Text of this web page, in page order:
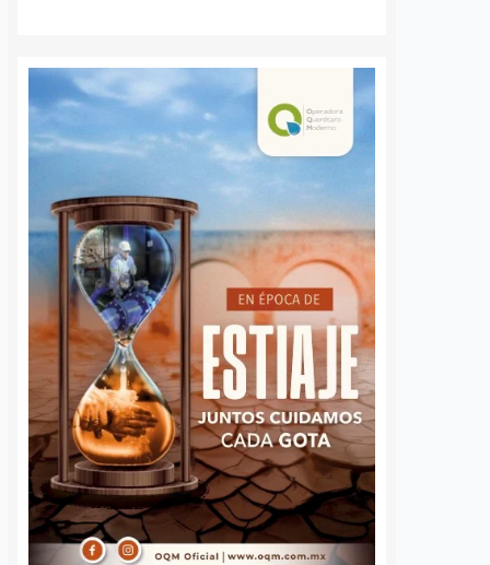
Agustín
regularización
en la capital
5 agosto, 2026
Querétaro, Agustín
visitó la
Altos del Salitre, en
de la capital, para
condiciones de
y dar seguimiento…
Ya suman 59
diagnósticos de
autismo en Querétaro;
refuerzan la detección
temprana
José Morales 5 agosto, 2026
Más de 59 diagnósticos
especializados de autismo se han
realizado en el Municipio de
Querétaro desde mayo de este año
como parte de las jornadas de
detección temprana impulsadas
por…
VER MÁS